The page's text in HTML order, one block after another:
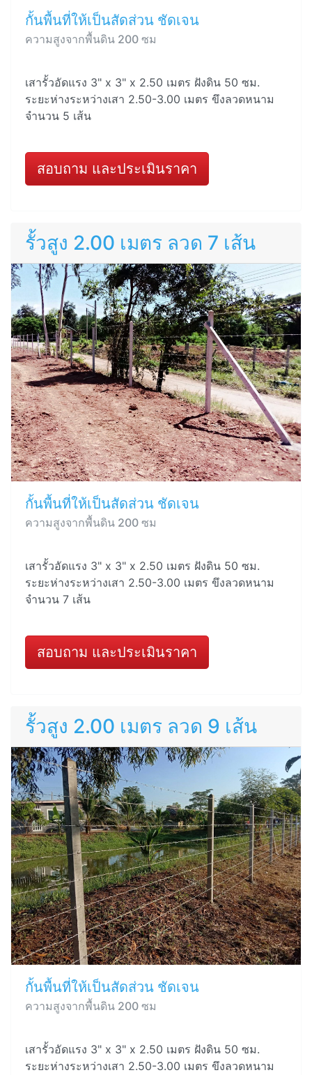
กั้นพื้นที่ให้เป็นสัดส่วน ชัดเจน
ความสูงจากพื้นดิน 200 ซม
เสารั้วอัดแรง 3" x 3" x 2.50 เมตร ฝังดิน 50 ซม.
ระยะห่างระหว่างเสา 2.50-3.00 เมตร ขึงลวดหนาม
จำนวน 5 เส้น
สอบถาม และประเมินราคา
รั้วสูง 2.00 เมตร ลวด 7 เส้น
กั้นพื้นที่ให้เป็นสัดส่วน ชัดเจน
ความสูงจากพื้นดิน 200 ซม
เสารั้วอัดแรง 3" x 3" x 2.50 เมตร ฝังดิน 50 ซม.
ระยะห่างระหว่างเสา 2.50-3.00 เมตร ขึงลวดหนาม
จำนวน 7 เส้น
สอบถาม และประเมินราคา
รั้วสูง 2.00 เมตร ลวด 9 เส้น
กั้นพื้นที่ให้เป็นสัดส่วน ชัดเจน
ความสูงจากพื้นดิน 200 ซม
เสารั้วอัดแรง 3" x 3" x 2.50 เมตร ฝังดิน 50 ซม.
ระยะห่างระหว่างเสา 2.50-3.00 เมตร ขึงลวดหนาม